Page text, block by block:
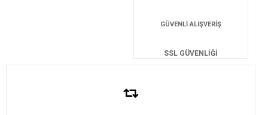
GÜVENLİ ALIŞVERİŞ
SSL GÜVENLİĞİ